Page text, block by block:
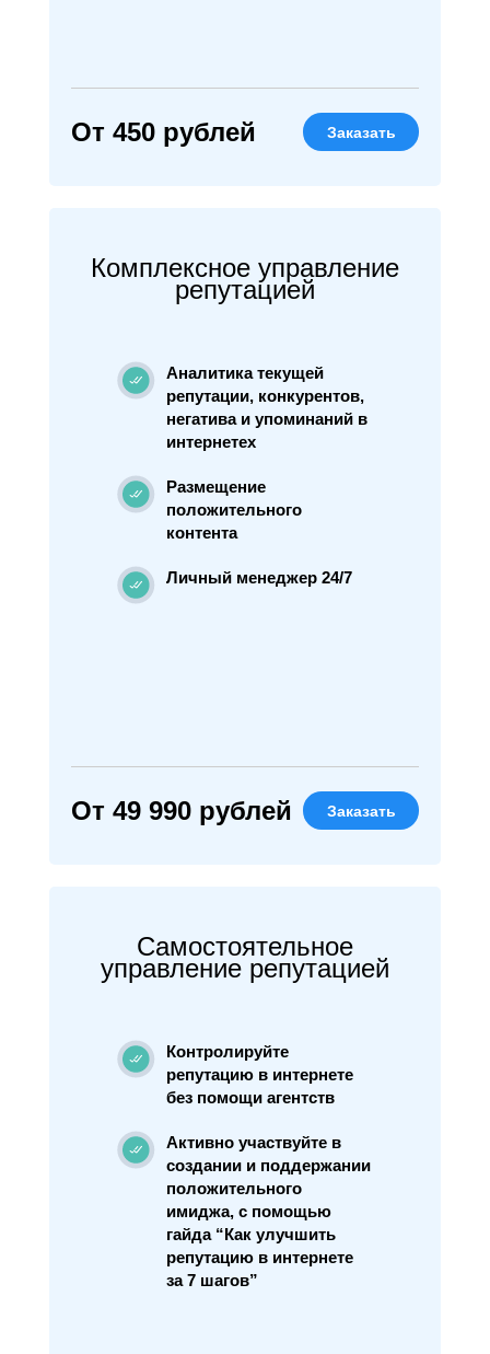
От 450 рублей Заказать
Комплексное управление
репутацией
Аналитика текущей
репутации, конкурентов,
негатива и упоминаний в
интернетех
Размещение
положительного
контента
Личный менеджер 24/7
От 49 990 рублей Заказать
Самостоятельное
управление репутацией
Контролируйте
репутацию в интернете
без помощи агентств
Активно участвуйте в
создании и поддержании
положительного
имиджа, с помощью
гайда “Как улучшить
репутацию в интернете
за 7 шагов”